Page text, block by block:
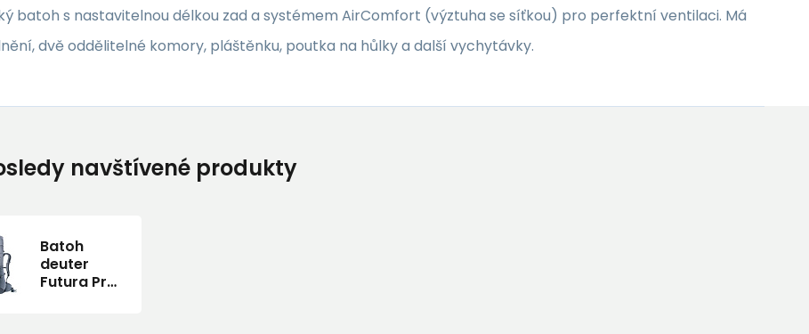
batoh s nastavitelnou délkou zad a systémem AirComfort (výztuha se síťkou) pro perfektní ventilaci. Má
dvě oddělitelné komory, pláštěnku, poutka na hůlky a další vychytávky.
navštívené produkty
Batoh
deuter
Futura Pro